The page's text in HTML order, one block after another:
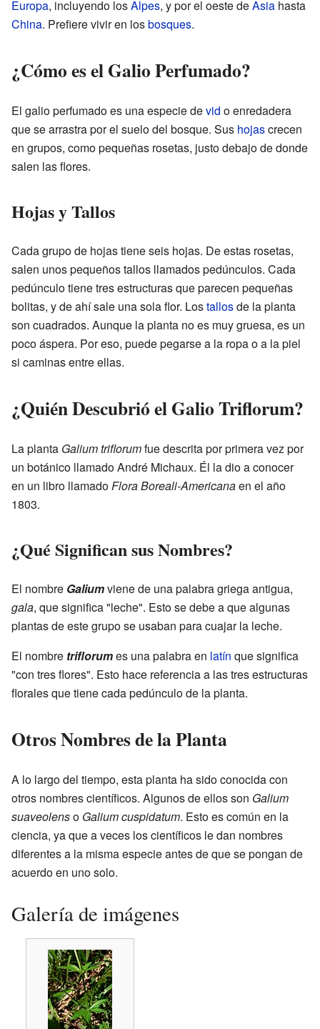
Europa, incluyendo losAlpes, y por el oeste deAsia hasta
China. Prefiere vivir en losbosques.
¿Cómo es el Galio Perfumado?
El galio perfumado es una especie devid o enredadera
que se arrastra por el suelo del bosque. Sus hojascrecen
en grupos, como pequeñas rosetas, justo debajo de donde
salen las flores.
Hojas y Tallos
Cada grupo de hojas tiene seis hojas. De estas rosetas,
salen unos pequeños tallos llamados pedúnculos. Cada
pedúnculo tiene tres estructuras que parecen pequeñas
bolitas, y de ahí sale una sola flor. Lostallosde la planta
son cuadrados. Aunque la planta no es muy gruesa, es un
poco áspera. Por eso, puede pegarse a la ropa o a la piel
si caminas entre ellas.
¿Quién Descubrió el Galio Triflorum?
La planta Galium triflorumfue descrita por primera vez por
un botánico llamado André Michaux. Él la dio a conocer
en un libro llamadoFlora Boreali-Americanaen el año
1803.
¿Qué Significan sus Nombres?
El nombre Galiumviene de una palabra griega antigua,
gala, que significa "leche". Esto se debe a que algunas
plantas de este grupo se usaban para cuajar la leche.
El nombre triflorumes una palabra en latín que significa
"con tres flores". Esto hace referencia a las tres estructuras
florales que tiene cada pedúnculo de la planta.
Otros Nombres de la Planta
A lo largo del tiempo, esta planta ha sido conocida con
otros nombres científicos. Algunos de ellos son Galium
suaveolenso Galium cuspidatum. Esto es común en la
ciencia, ya que a veces los científicos le dan nombres
diferentes a la misma especie antes de que se pongan de
acuerdo en uno solo.
Galería de imágenes